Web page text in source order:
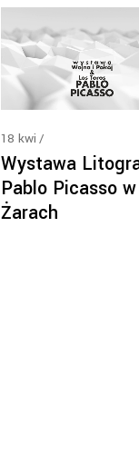
18 kwi
Wystawa
Pablo Picasso w
Żarach